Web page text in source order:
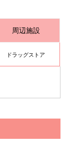
周辺施設
ドラッグストア